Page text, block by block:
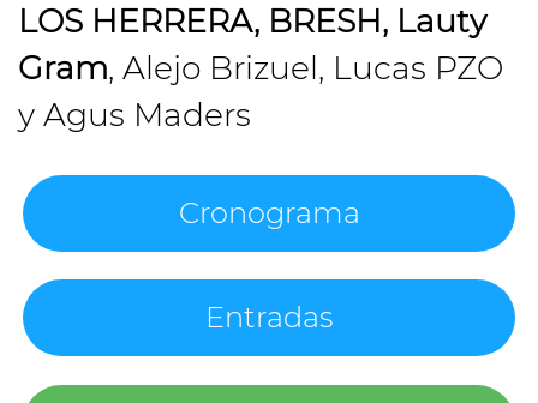
LOS HERRERA, BRESH, Lauty
Gram, Alejo Brizuel, Lucas PZO
y Agus Maders
Cronograma
Entradas